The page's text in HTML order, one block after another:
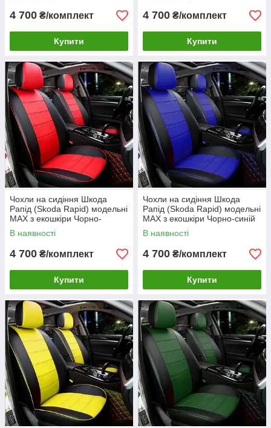
4 700 ₴/комплект
Купити
4 700 ₴/комплект
Купити
Чохли на сидіння Шкода
Рапід (Skoda Rapid) модельні
MAX з екошкіри Чорно-
червоний
В наявності
4 700 ₴/комплект
Купити
Чохли на сидіння Шкода
Рапід (Skoda Rapid) модельні
MAX з екошкіри Чорно-синій
В наявності
4 700 ₴/комплект
Купити